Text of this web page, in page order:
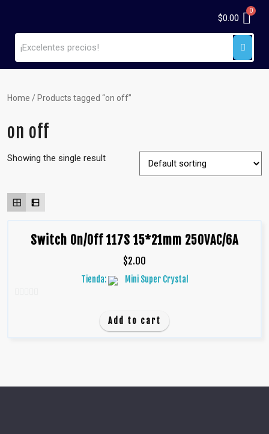
$0.00
Home / Products tagged “on off”
on off
Showing the single result
Switch On/Off 117S 15*21mm 250VAC/6A
$2.00
Tienda: Mini Super Crystal
Add to cart